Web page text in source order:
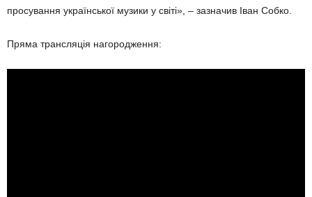
просування української музики у світі», – зазначив Іван Собко.
Пряма трансляція нагородження: